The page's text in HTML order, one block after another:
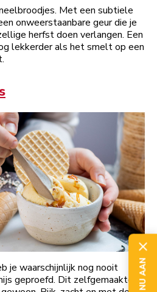
Met een subtiele
onweerstaanbare geur die je
herfst doen verlangen. Een
lekkerder als het smelt op een
je waarschijnlijk nog nooit
geproefd. Dit zelfgemaakte ijs